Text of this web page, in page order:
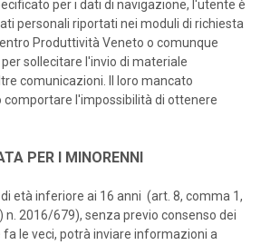
per i dati di navigazione, l'utente è
personali riportati nei moduli di richiesta
Produttività Veneto o comunque
sollecitare l'invio di materiale
comunicazioni. Il loro mancato
l'impossibilità di ottenere
PER I MINORENNI
età inferiore ai 16 anni (art. 8, comma 1,
n. 2016/679), senza previo consenso dei
fa le veci, potrà inviare informazioni a